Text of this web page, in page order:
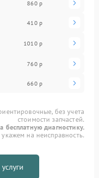
860 р
410 р
1010 р
760 р
660 р
без учета
стоимости запчастей.
бесплатную диагностику.
на неисправность.